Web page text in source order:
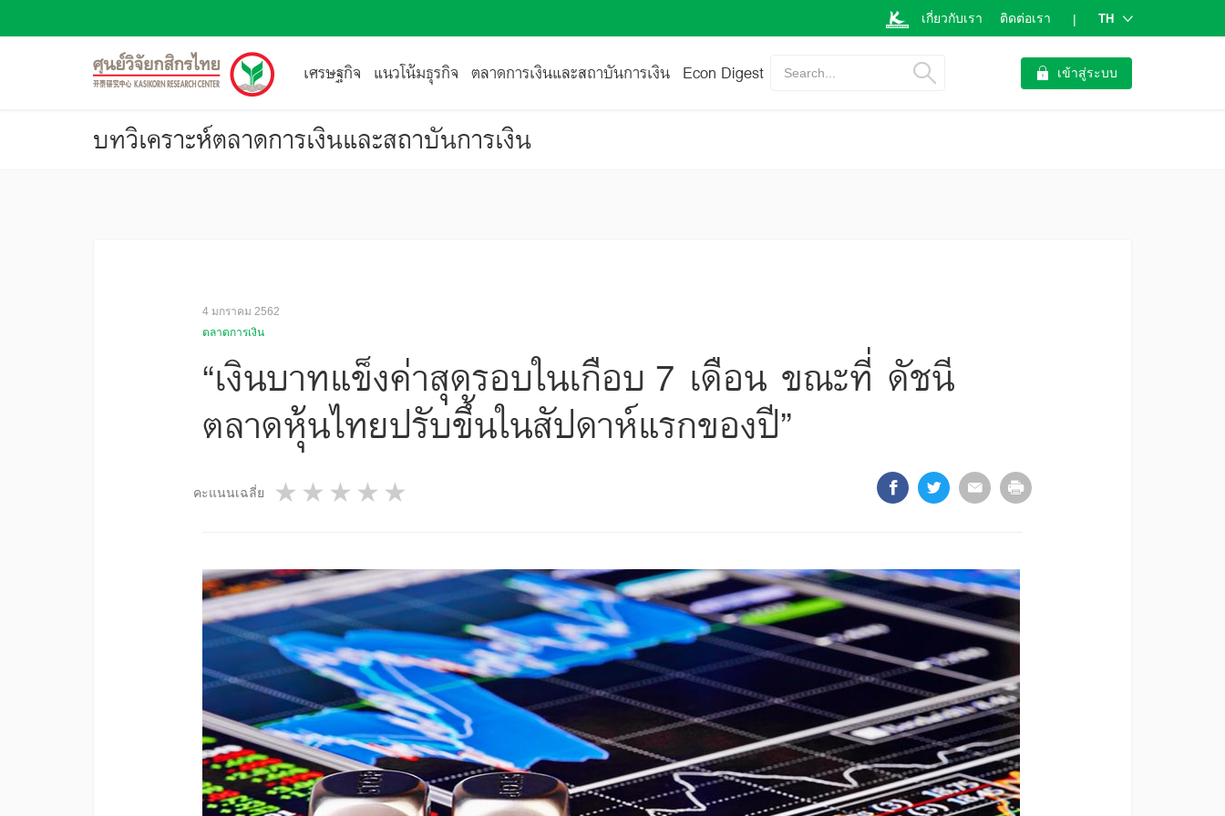
เกี่ยวกับเรา ติดต่อเรา | TH
เศรษฐกิจ แนวโน้มธุรกิจ ตลาดการเงินและสถาบันการเงิน Econ Digest Search... เข้าสู่ระบบ
บทวิเคราะห์ตลาดการเงินและสถาบันการเงิน
4 มกราคม 2562
ตลาดการเงิน
“เงินบาทแข็งค่าสุดรอบในเกือบ 7 เดือน ขณะที่ ดัชนี
ตลาดหุ้นไทยปรับขึ้นในสัปดาห์แรกของปี”
คะแนนเฉลี่ย 4 stars
3 stars
2 stars
1 star